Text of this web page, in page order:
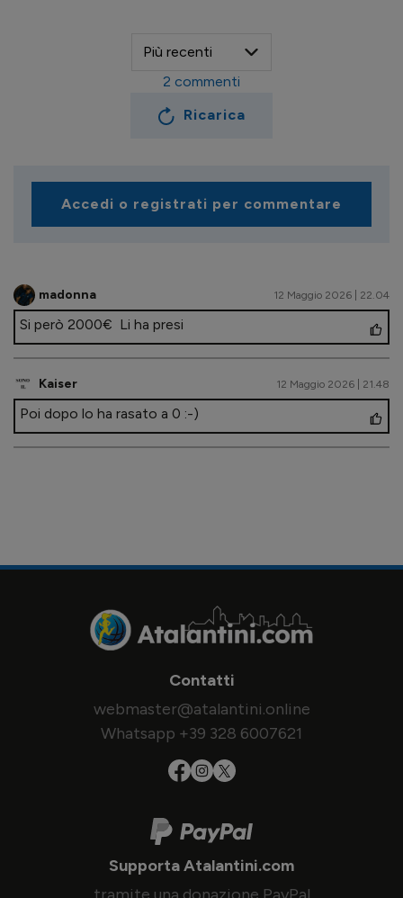
Ricarica
2 commenti
Accedi o registrati per commentare
madonna 12 Maggio 2026 | 22.04
Si però 2000€ Li ha presi
Kaiser 12 Maggio 2026 | 21.48
Poi dopo lo ha rasato a 0 :-)
Contatti
webmaster@atalantini.online
Whatsapp +39 328 6007621
Supporta Atalantini.com